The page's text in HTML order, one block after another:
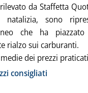
da Staffetta
natalizia, sono
che ha
rialzo sui carburanti.
dei prezzi
consigliati